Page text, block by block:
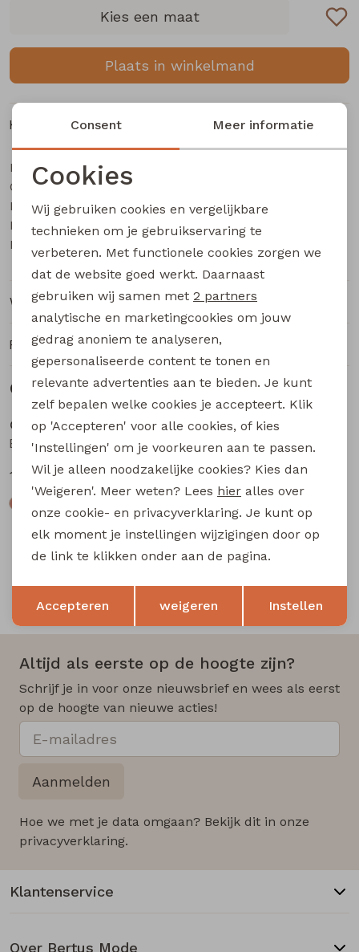
Bermuda's
Rokken
Kies een maat
Plaats in winkelmand
Kenmerken
Merk
Categorie
Leverancierscode
Eviane Z10581
Bestelcode
214000855
Kleur
Lila
Winkelvoorraad
Ruilen en retourneren
Gerelateerde producten
City Life
Eviane Z10581 dames bloese lm Ecru
15,00 29,99
Snelle en betrouwbare levering
Altijd als eerste op de hoogte zijn?
Schrijf je in voor onze nieuwsbrief en wees als eerst
op de hoogte van nieuwe acties!
Aanmelden
Hoe we met je data omgaan? Bekijk dit in onze
privacyverklaring.
Klantenservice
Over Bertus Mode
Noodzakelijke cookies
Analytische cookies
Marketing cookies
Terug Opslaan
Consent Meer informatie
Cookies
Wij gebruiken cookies en vergelijkbare
technieken om je gebruikservaring te
verbeteren. Met functionele cookies zorgen we
dat de website goed werkt. Daarnaast
gebruiken wij samen met 2 partners
analytische en marketingcookies om jouw
gedrag anoniem te analyseren,
gepersonaliseerde content te tonen en
relevante advertenties aan te bieden. Je kunt
zelf bepalen welke cookies je accepteert. Klik
op 'Accepteren' voor alle cookies, of kies
'Instellingen' om je voorkeuren aan te passen.
Wil je alleen noodzakelijke cookies? Kies dan
'Weigeren'. Meer weten? Lees hier alles over
onze cookie- en privacyverklaring. Je kunt op
elk moment je instellingen wijzigingen door op
de link te klikken onder aan de pagina.
Accepteren weigeren Instellen